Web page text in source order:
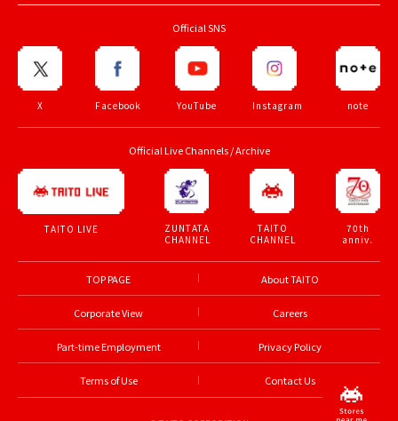
Official SNS
X Facebook YouTube Instagram note
Official Live Channels / Archive
TAITO LIVE
ZUNTATA
CHANNEL
TAITO
CHANNEL
70th
anniv.
TOP PAGE About TAITO
Corporate View Careers
Part-time Employment Privacy Policy
Terms of Use Contact Us